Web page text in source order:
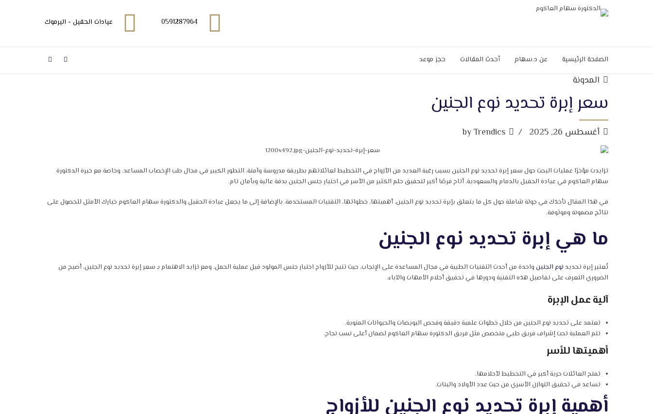
0591287964 عيادات الحقيل - اليرموك
الصفحة الرئيسية عن د.سهام أحدث المقالات حجز موعد
المدونة
سعر إبرة تحديد نوع الجنين
أغسطس 26, 2025 by Trendics
تزايدت مؤخرًا عمليات البحث حول سعر إبرة تحديد نوع الجنين بسبب رغبة العديد من الأزواج في التخطيط لعائلاتهم بطريقة مدروسة وآمنة، التطور الكبير في مجال طب الإخصاب المساعد، وخاصة مع خبرة الدكتورة
سهام العاكوم في عيادة الحقيل بالدمام والسعودية، أتاح فرصًا أكبر لتحقيق حلم الكثير من الأسر في اختيار جنس الجنين بدقة عالية وبأمان تام.
في هذا المقال نأخذك في جولة شاملة حول كل ما يتعلق بإبرة تحديد نوع الجنين، أهميتها، خطواتها، التقنيات المستخدمة، بالإضافة إلى ما يجعل عيادة الحقيل والدكتورة سهام العاكوم خيارك الأمثل للحصول على
نتائج مضمونة وموثوقة.
ما هي إبرة تحديد نوع الجنين
تُعتبر إبرة تحديد نوع الجنين واحدة من أحدث التقنيات الطبية في مجال المساعدة على الإنجاب، حيث تتيح للأزواج اختيار جنس المولود قبل عملية الحمل، ومع تزايد الاهتمام بـ سعر إبرة تحديد نوع الجنين، أصبح من
الضروري التعرف على تفاصيل هذه التقنية ودورها في تحقيق أحلام الأمهات والآباء.
آلية عمل الإبرة
تعتمد على تحديد نوع الجنين من خلال خطوات علمية دقيقة وفحص البويضات والحيوانات المنوية.
تتم العملية تحت إشراف فريق طبي متخصص مثل فريق الدكتورة سهام العاكوم لضمان أعلى نسب نجاح.
أهميتها للأسر
تمنح العائلات حرية أكبر في التخطيط لأحلامها.
تساعد في تحقيق التوازن الأسري من حيث عدد الأولاد والبنات.
أهمية إبرة تحديد نوع الجنين للأزواج